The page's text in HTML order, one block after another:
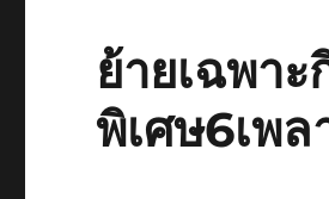
ย้ายเฉพา
พิเศษ6เพ